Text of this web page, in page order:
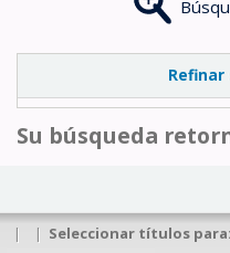
Refinar
Su búsqueda
| | Seleccionar títulos para: